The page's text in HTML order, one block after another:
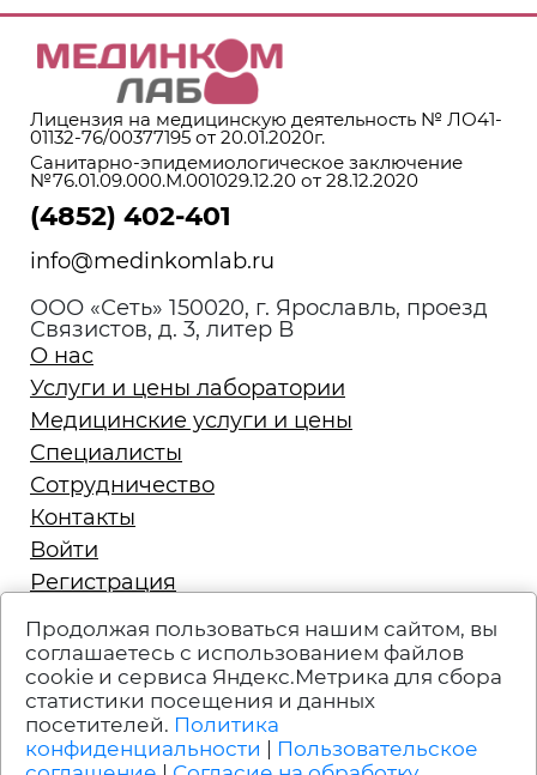
Лицензия на медицинскую деятельность № ЛО41-
01132-76/00377195 от 20.01.2020г.
Санитарно-эпидемиологическое заключение
№76.01.09.000.М.001029.12.20 от 28.12.2020
(4852) 402-401
info@medinkomlab.ru
ООО «Сеть» 150020, г. Ярославль, проезд
Связистов, д. 3, литер В
О нас
Услуги и цены лаборатории
Медицинские услуги и цены
Специалисты
Сотрудничество
Контакты
Войти
Регистрация
Политика конфиденциальности
Техподдержка
Вакансии
Пользовательское соглашение
Продолжая пользоваться нашим сайтом, вы
соглашаетесь с использованием файлов
cookie и сервиса Яндекс.Метрика для сбора
статистики посещения и данных
посетителей. Политика
конфиденциальности
Пользовательское